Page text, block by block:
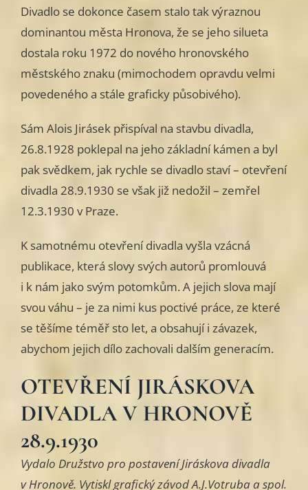
Divadlo se dokonce časem stalo tak výraznou
dominantou města Hronova, že se jeho silueta
dostala roku 1972 do nového hronovského
městského znaku (mimochodem opravdu velmi
povedeného a stále graficky působivého).
Sám Alois Jirásek přispíval na stavbu divadla,
26.8.1928 poklepal na jeho základní kámen a byl
pak svědkem, jak rychle se divadlo staví – otevření
divadla 28.9.1930 se však již nedožil – zemřel
12.3.1930 v Praze.
K samotnému otevření divadla vyšla vzácná
publikace, která slovy svých autorů promlouvá
i k nám jako svým potomkům. A jejich slova mají
svou váhu – je za nimi kus poctivé práce, ze které
se těšíme téměř sto let, a obsahují i závazek,
abychom jejich dílo zachovali dalším generacím.
OTEVŘENÍ JIRÁSKOVA
DIVADLA V HRONOVĚ
28.9.1930
Vydalo Družstvo pro postavení Jiráskova divadla
v Hronově. Vytiskl grafický závod A.J.Votruba a spol.